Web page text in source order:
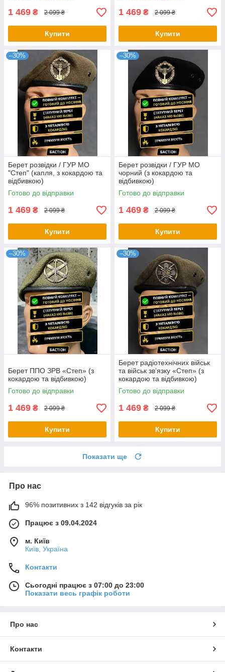
1 469 ₴ 2 099 ₴
Купити
1 469 ₴ 2 099 ₴
Купити
–30%
Берет розвідки / ГУР МО
"Степ" (капля, з кокардою та
відбивкою)
Готово до відправки
1 469 ₴ 2 099 ₴
Купити
–30%
Берет розвідки / ГУР МО
чорний (з кокардою та
відбивкою)
Готово до відправки
1 469 ₴ 2 099 ₴
Купити
–30%
Берет ППО ЗРВ «Степ» (з
кокардою та відбивкою)
Готово до відправки
1 469 ₴ 2 099 ₴
Купити
–30%
Берет радіотехнічних військ
та військ зв’язку «Степ» (з
кокардою та відбивкою)
Готово до відправки
1 469 ₴ 2 099 ₴
Купити
Показати ще
Про нас
96% позитивних з 142 відгуків за рік
Працює з 09.04.2024
м. Київ
Київ, Україна
Контакти
Сьогодні працює з 07:00 до 23:00
Показати весь графік роботи
Про нас
Контакти